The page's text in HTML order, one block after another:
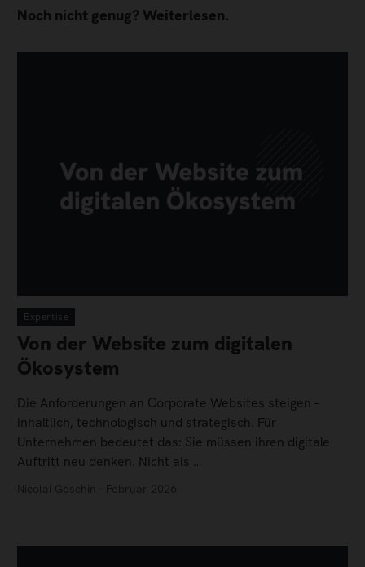
Noch nicht genug? Weiterlesen.
Expertise
Von der Website zum digitalen
Ökosystem
Die Anforderungen an Corporate Websites steigen –
inhaltlich, technologisch und strategisch. Für
Unternehmen bedeutet das: Sie müssen ihren digitale
Auftritt neu denken. Nicht als …